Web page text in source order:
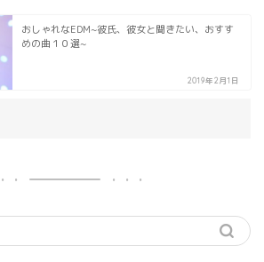
おしゃれなEDM~彼氏、彼女と聞きたい、おすす
めの曲１０選~
2019年2月1日